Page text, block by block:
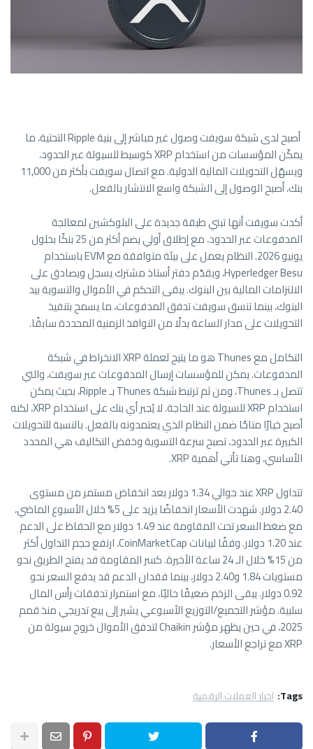
أصبح لدى شبكة سويفت وصول غير مباشر إلى بنية Ripple التحتية، ما
يمكّن المؤسسات من استخدام XRP كوسيط للسيولة عبر الحدود،
ويسهّل التحويلات المالية الدولية. مع اتصال سويفت بأكثر من 11,000
بنك، أصبح الوصول إلى الشبكة واسع الانتشار بالفعل.
أكدت سويفت أنها تبني طبقة جديدة على البلوكشين لمعالجة
المدفوعات عبر الحدود، مع إطلاق أولي يضم أكثر من 25 بنكًا بحلول
يونيو 2026. النظام يعمل على بيئة متوافقة مع EVM باستخدام
Hyperledger Besu، ويقدّم دفتر أستاذ مشترك يسجل ويصادق على
الالتزامات المالية بين البنوك. يبقى التحكم في الأموال والتسوية بيد
البنوك، بينما تنسق سويفت تدفق المدفوعات، ما يسمح بتنفيذ
التحويلات على مدار الساعة بدلًا من النوافذ الزمنية المحددة سابقًا.
التكامل مع Thunes هو ما يتيح لعملة XRP الانخراط في شبكة
المدفوعات. يمكن للمؤسسات إرسال المدفوعات عبر سويفت، والتي
تتصل بـ Thunes، ومن ثم ترتبط شبكة Thunes بـ Ripple، بحيث يمكن
استخدام XRP للسيولة عند الحاجة. لا يُجبر أي بنك على استخدام XRP، لكنه
أصبح خيارًا متاحًا ضمن النظام الذي يعتمدونه بالفعل. بالنسبة للتحويلات
الكبيرة عبر الحدود، تصبح سرعة التسوية وخفض التكاليف هي المحدد
الأساسي، وهنا تأتي أهمية XRP.
تتداول XRP عند حوالي 1.34 دولار بعد انخفاض مستمر من مستوى
2.40 دولار. شهدت الأسعار انخفاضًا يزيد على 5% خلال الأسبوع الماضي،
مع ضغط السعر تحت المقاومة عند 1.49 دولار مع الحفاظ على الدعم
عند 1.20 دولار. وفقًا لبيانات CoinMarketCap، ارتفع حجم التداول أكثر
من 15% خلال الـ 24 ساعة الأخيرة. كسر المقاومة قد يفتح الطريق نحو
مستويات 1.84 و2.40 دولار، بينما فقدان الدعم قد يدفع السعر نحو
0.92 دولار. يبقى الزخم ضعيفًا حاليًا، مع استمرار تدفقات رأس المال
سلبية. مؤشر التجميع/التوزيع الأسبوعي يشير إلى بيع تدريجي منذ قمم
2025، في حين يظهر مؤشر Chaikin لتدفق الأموال خروج سيولة من
XRP مع تراجع الأسعار.
Tags: اخبار العملات الرقمية